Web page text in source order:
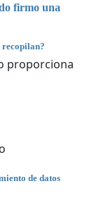
firmo una
recopilan?
proporciona
de datos